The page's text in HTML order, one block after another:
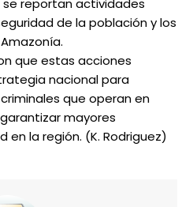
reportan actividades
de la población y los
que estas acciones
nacional para
que operan en
mayores
en la región. (K. Rodriguez)